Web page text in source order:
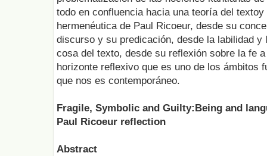
todo en confluencia hacia una teoría del
hermenéutica de Paul Ricoeur, desde su
discurso y su predicación, desde la labilidad
cosa del texto, desde su reflexión sobre la fe
horizonte reflexivo que es uno de los ámbitos
que nos es contemporáneo.
Fragile, Symbolic and Guilty:Being and
Paul Ricoeur reflection
Abstract